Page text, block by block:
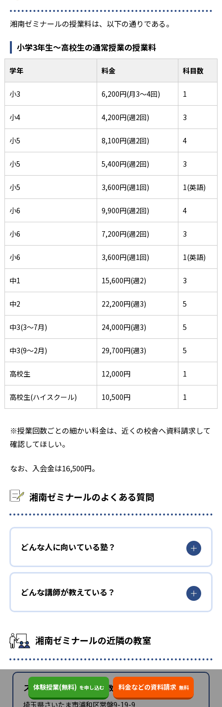
湘南ゼミナールの授業料は、以下の通りである。
小学3年生～高校生の通常授業の授業料
学年 料金 科目数
小3 6,200円(月3〜4回) 1
小4 4,200円(週2回) 3
小5 8,100円(週2回) 4
小5 5,400円(週2回) 3
小5 3,600円(週1回) 1(英語)
小6 9,900円(週2回) 4
小6 7,200円(週2回) 3
小6 3,600円(週1回) 1(英語)
中1 15,600円(週2) 3
中2 22,200円(週3) 5
中3(3〜7月) 24,000円(週3) 5
中3(9〜2月) 29,700円(週3) 5
高校生 12,000円 1
高校生(ハイスクール) 10,500円 1
※授業回数ごとの細かい料金は、近くの校舎へ資料請求して
確認してほしい。
なお、入会金は16,500円。
湘南ゼミナールのよくある質問
どんな人に向いている塾？
どんな講師が教えている？
湘南ゼミナールの近隣の教室
スクール21 北浦和本部教室
埼玉県さいたま市浦和区常盤9-19-9
体験授業(無料) を申し込む 料金などの資料請求 無料